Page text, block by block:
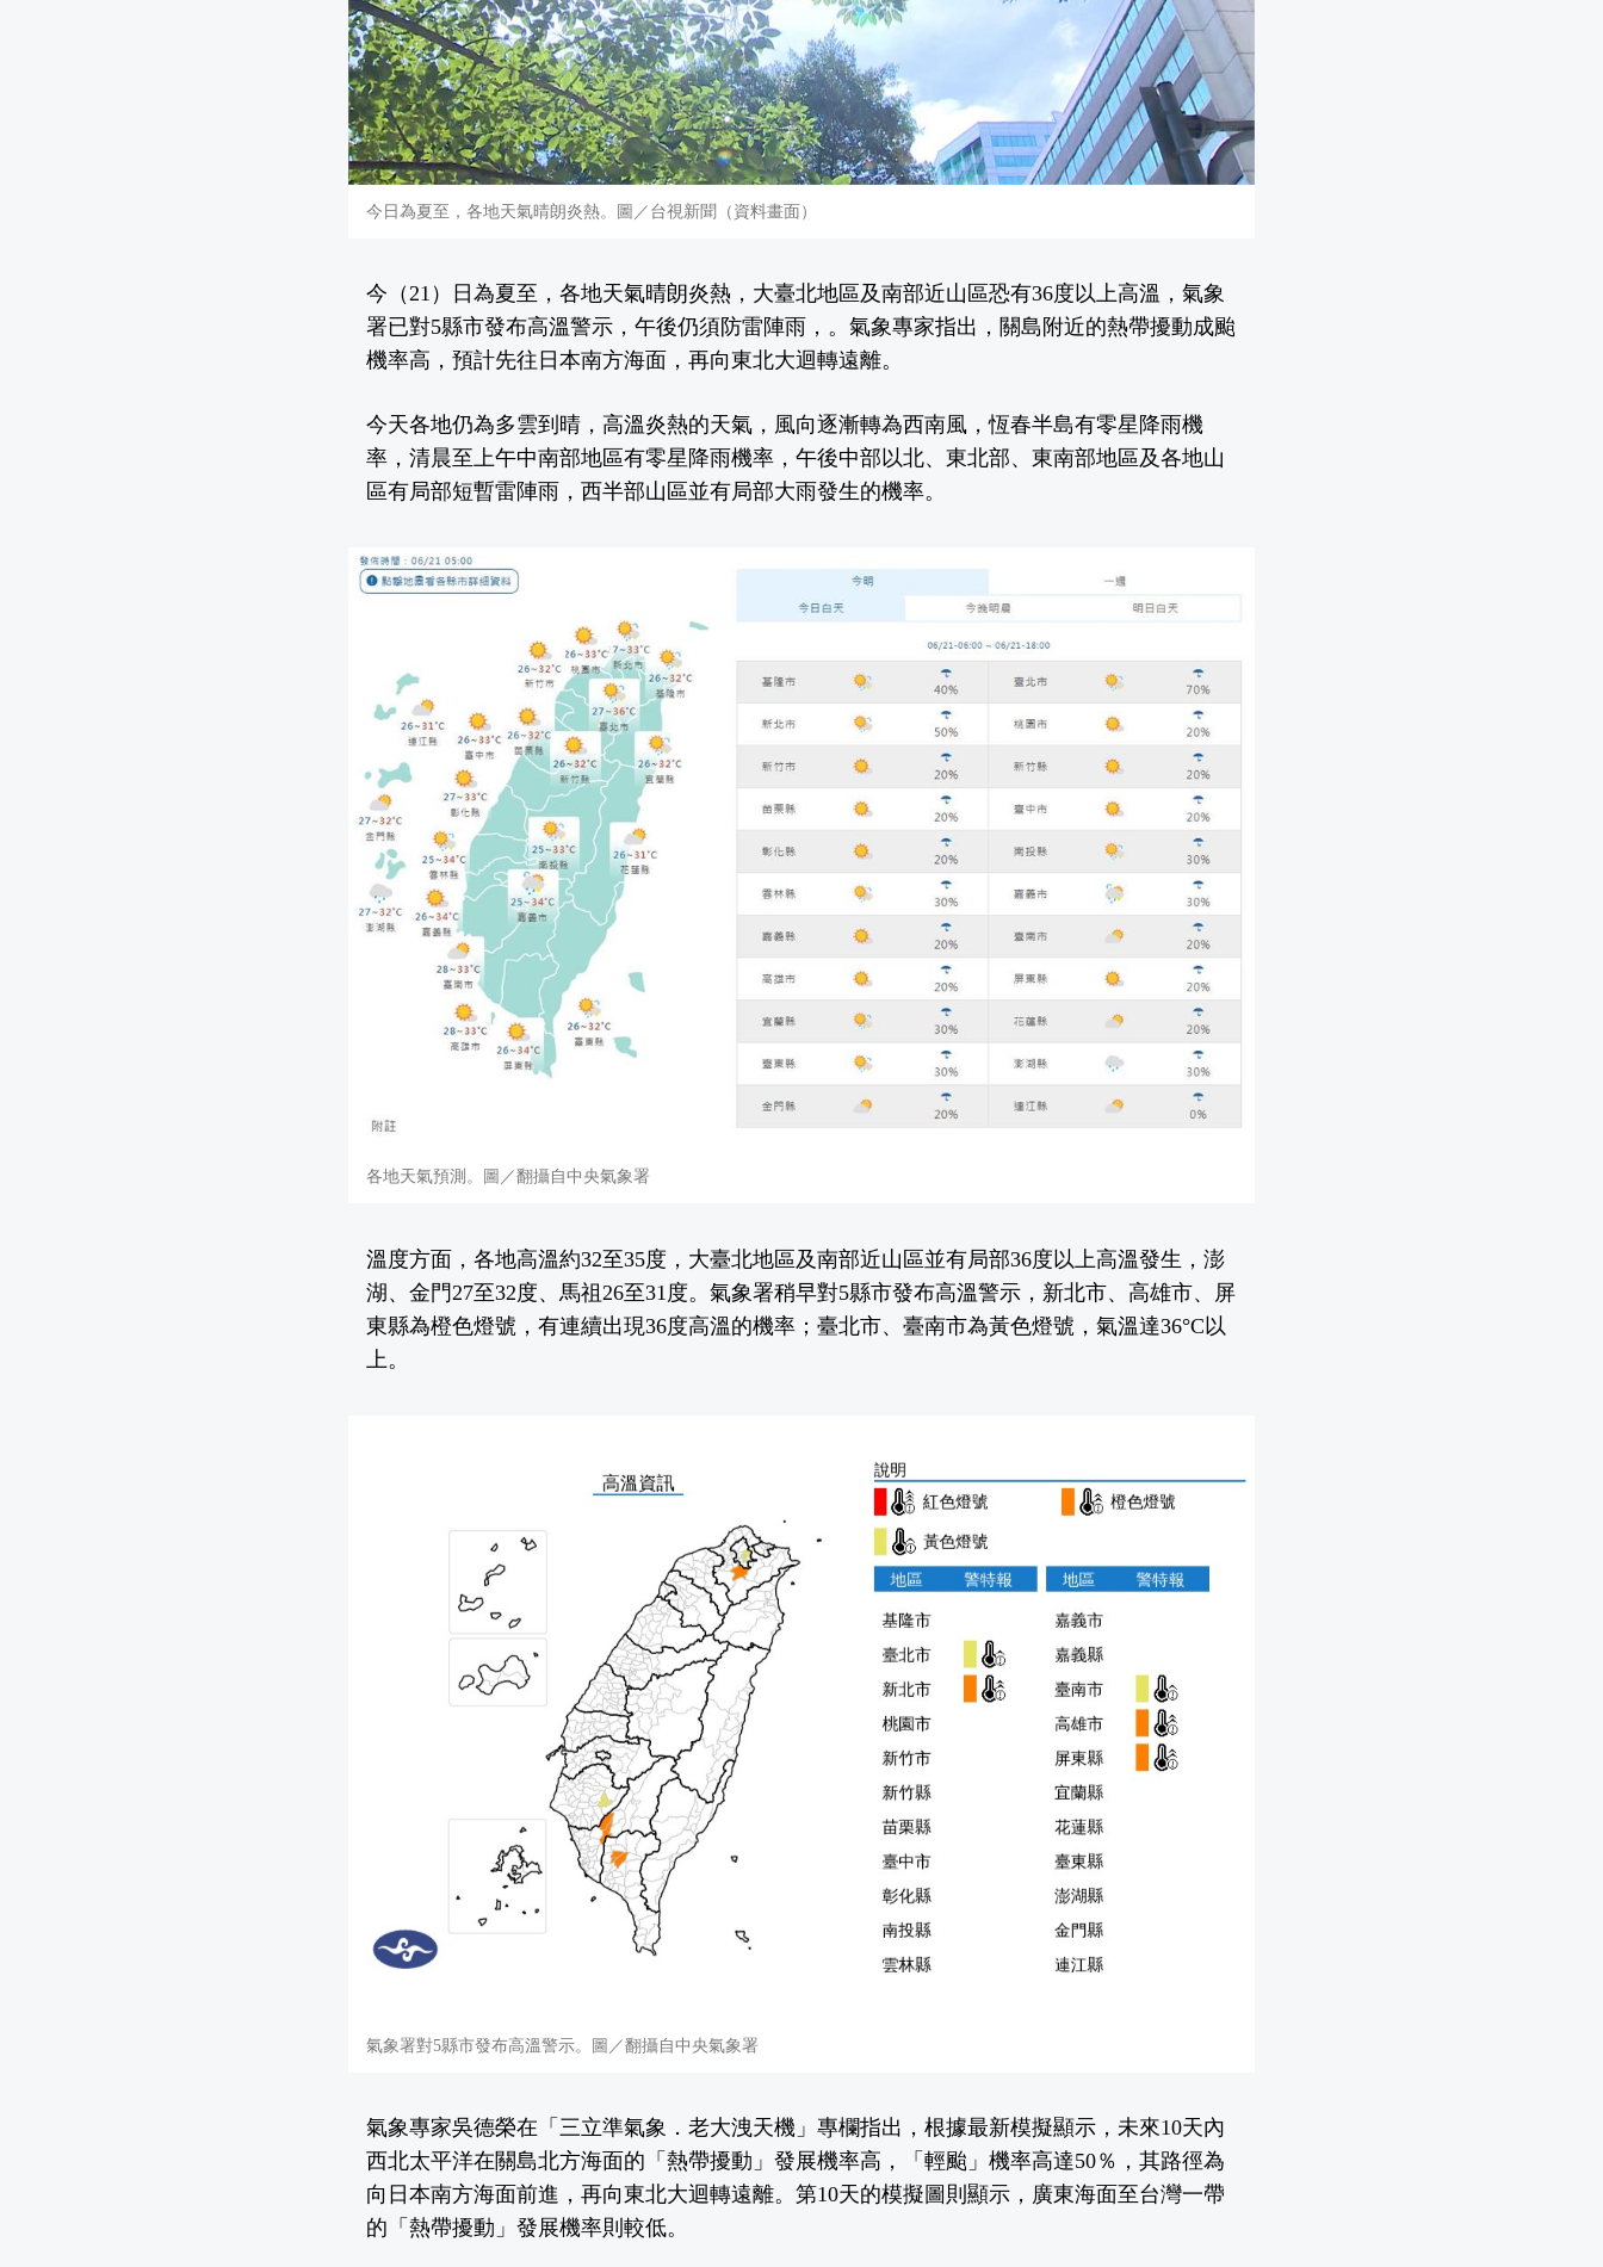
今日為夏至，各地天氣晴朗炎熱。圖／台視新聞（資料畫面）
今（21）日為夏至，各地天氣晴朗炎熱，大臺北地區及南部近山區恐有36度以上高溫，氣象
署已對5縣市發布高溫警示，午後仍須防雷陣雨，。氣象專家指出，關島附近的熱帶擾動成颱
機率高，預計先往日本南方海面，再向東北大迴轉遠離。
今天各地仍為多雲到晴，高溫炎熱的天氣，風向逐漸轉為西南風，恆春半島有零星降雨機
率，清晨至上午中南部地區有零星降雨機率，午後中部以北、東北部、東南部地區及各地山
區有局部短暫雷陣雨，西半部山區並有局部大雨發生的機率。
各地天氣預測。圖／翻攝自中央氣象署
溫度方面，各地高溫約32至35度，大臺北地區及南部近山區並有局部36度以上高溫發生，澎
湖、金門27至32度、馬祖26至31度。氣象署稍早對5縣市發布高溫警示，新北市、高雄市、屏
東縣為橙色燈號，有連續出現36度高溫的機率；臺北市、臺南市為黃色燈號，氣溫達36°C以
上。
氣象署對5縣市發布高溫警示。圖／翻攝自中央氣象署
氣象專家吳德榮在「 三立準氣象．老大洩天機 」專欄指出，根據最新模擬顯示，未來10天內
西北太平洋在關島北方海面的「熱帶擾動」發展機率高，「輕颱」機率高達50％，其路徑為
向日本南方海面前進，再向東北大迴轉遠離。第10天的模擬圖則顯示，廣東海面至台灣一帶
的「熱帶擾動」發展機率則較低。